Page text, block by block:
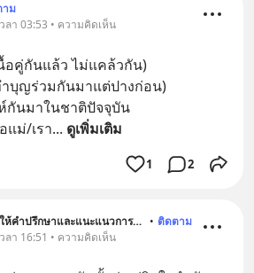
าม
ลา 03:53 • ความคิดเห็น
อคู่กันแล้ว ไม่แคล้วกัน)
บุญร่วมกันมาแต่ปางก่อน)
กันมาในชาติปัจจุบัน
แม่/เรา... ดูเพิ่มเติม
1 2
Thanidada ชอบให้คำปรึกษาและแนะแนวการใช้ชีวืต • ติดตาม
ลา 16:51 • ความคิดเห็น